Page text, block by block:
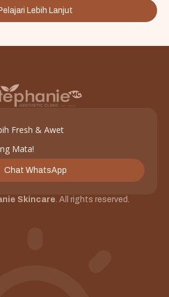
Lebih Lanjut
Fresh & Awet
Mata!
Chat WhatsApp
Skincare. All rights reserved.